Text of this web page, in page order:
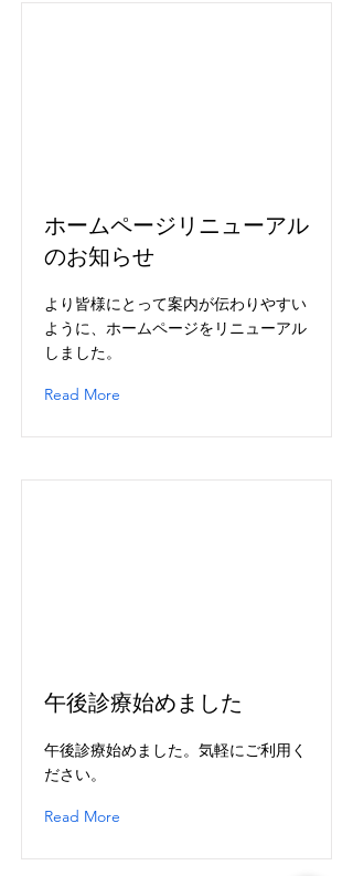
ホームページリニューアル
のお知らせ
より皆様にとって案内が伝わりやすい
ように、ホームページをリニューアル
しました。
Read More
午後診療始めました
午後診療始めました。気軽にご利用く
ださい。
Read More